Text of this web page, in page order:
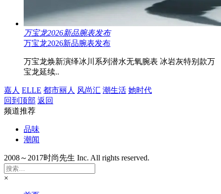
万宝龙2026新品腕表发布
万宝龙2026新品腕表发布
万宝龙焕新演绎冰川系列潜水无氧腕表 冰岩灰特别款万
宝龙延续..
嘉人 ELLE 都市丽人 风尚汇 潮生活 她时代
回到顶部 返回
频道推荐
品味
潮闻
2008～2017时尚先生 Inc. All rights reserved.
×